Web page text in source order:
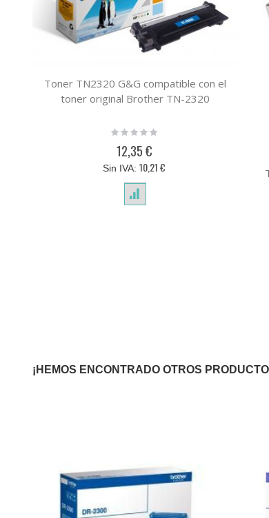
Toner TN2320 G&G compatible con el
toner original Brother TN-2320
Rating:
12,35 €
10,21 €
¡HEMOS ENCONTRADO OTROS